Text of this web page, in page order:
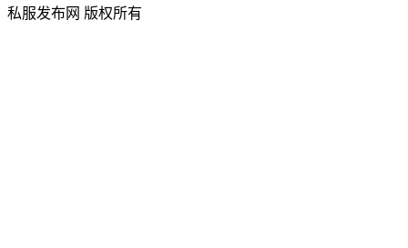
私服发布网 版权所有